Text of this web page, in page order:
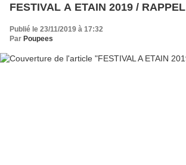
FESTIVAL A ETAIN 2019 / RAPPEL
Publié le 23/11/2019 à 17:32
Par Poupees